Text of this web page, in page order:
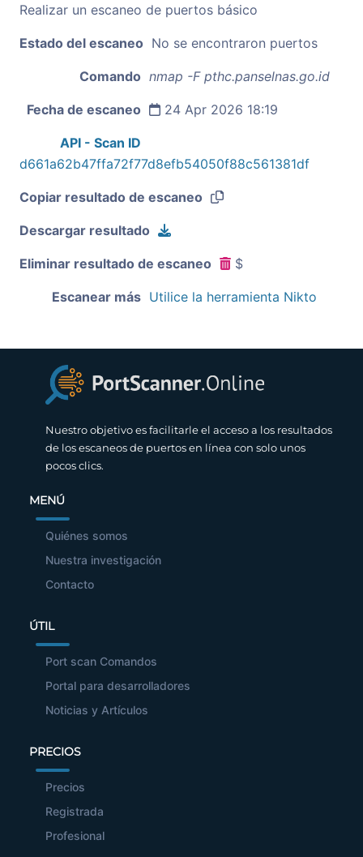
Realizar un escaneo de puertos básico
Estado del escaneo No se encontraron puertos
Comando nmap -F pthc.panselnas.go.id
Fecha de escaneo 24 Apr 2026 18:19
API - Scan ID
d661a62b47ffa72f77d8efb54050f88c561381df
Copiar resultado de escaneo
Descargar resultado
Eliminar resultado de escaneo $
Escanear más Utilice la herramienta Nikto
Nuestro objetivo es facilitarle el acceso a los resultados
de los escaneos de puertos en línea con solo unos
pocos clics.
MENÚ
Quiénes somos
Nuestra investigación
Contacto
ÚTIL
Port scan Comandos
Portal para desarrolladores
Noticias y Artículos
PRECIOS
Precios
Registrada
Profesional